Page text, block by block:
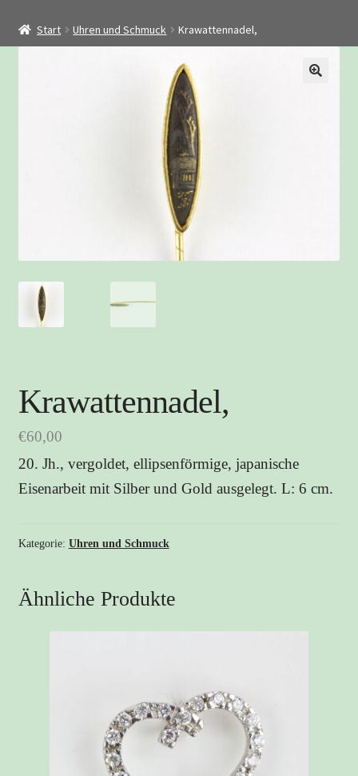
ShopStart Uhren und Schmuck Krawattennadel,
Krawattennadel,
€60,00
20. Jh., vergoldet, ellipsenförmige, japanische
Eisenarbeit mit Silber und Gold ausgelegt. L: 6 cm.
Kategorie: Uhren und Schmuck
Ähnliche Produkte